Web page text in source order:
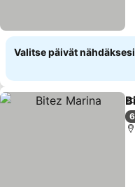
Valitse päivät